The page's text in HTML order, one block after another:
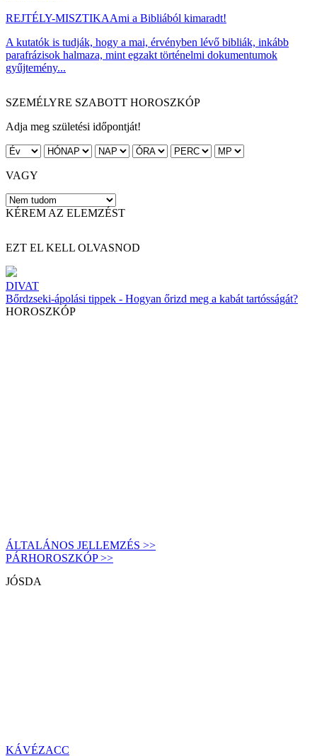
REJTÉLY-MISZTIKAAmi a Bibliából kimaradt!
A kutatók is tudják, hogy a mai, érvényben lévő bibliák, inkább
parafrázisok halmaza, mint egzakt történelmi dokumentumok
gyűjtemény...
SZEMÉLYRE SZABOTT HOROSZKÓP
Adja meg születési időpontját!
VAGY
KÉREM AZ ELEMZÉST
EZT EL KELL OLVASNOD
DIVAT
Bőrdzseki-ápolási tippek - Hogyan őrizd meg a kabát tartósságát?
HOROSZKÓP
ÁLTALÁNOS JELLEMZÉS >>
PÁRHOROSZKÓP >>
JÓSDA
KÁVÉZACC